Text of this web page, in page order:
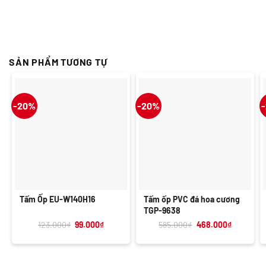
SẢN PHẨM TƯƠNG TỰ
-20%
Tấm Ốp EU-W140H16
123.000₫ Giá
123.000₫.
99.000₫Giá
là:
-20%
Tấm ốp PVC đá hoa cương
TGP-9638
585.000₫ Giá
585.000₫.
468.000₫Giá
là: